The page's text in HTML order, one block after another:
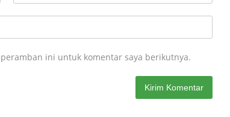
ini untuk komentar saya berikutnya.